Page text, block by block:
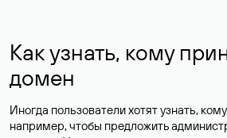
Как узнать, кому
домен
Иногда пользователи хотят узнать,
например, чтобы предложить